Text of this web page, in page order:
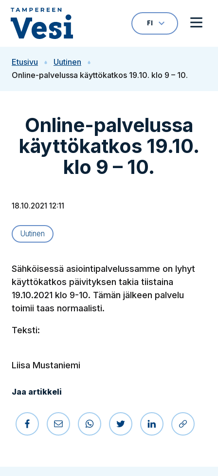
Siirry sisältöön
VALITTU KIELI:
FI
Avaa
Etusivu
Uutinen
Online-palvelussa käyttökatkos 19.10. klo 9 – 10.
Online-palvelussa
käyttökatkos 19.10.
klo 9 – 10.
18.10.2021 12:11
Artikkelityyppi:
Uutinen
Sähköisessä asiointipalvelussamme on lyhyt
käyttökatkos päivityksen takia tiistaina
19.10.2021 klo 9-10. Tämän jälkeen palvelu
toimii taas normaalisti.
Teksti:
Liisa Mustaniemi
Jaa artikkeli
Jaa Facebookissa
Jaa sähköpostilla
Jaa WhatsAppissa
Jaa Twitterissä
Jaa Kopioi